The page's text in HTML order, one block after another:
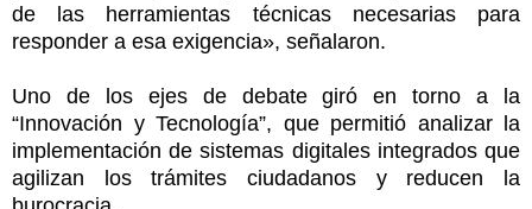
de las herramientas técnicas necesarias para
responder a esa exigencia», señalaron.
Uno de los ejes de debate giró en torno a la
“Innovación y Tecnología”, que permitió analizar la
implementación de sistemas digitales integrados que
agilizan los trámites ciudadanos y reducen la